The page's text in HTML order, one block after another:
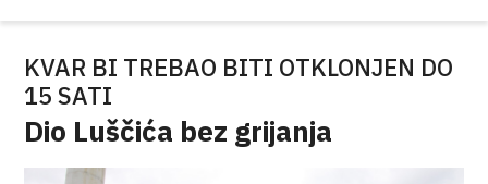
KVAR BI TREBAO BITI OTKLONJEN DO
15 SATI
Dio Luščića bez grijanja